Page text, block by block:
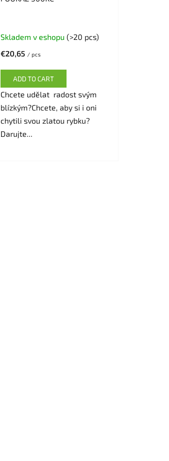
Skladem v eshopu (>20 pcs)
€20,65 / pcs
ADD TO CART
Chcete udělat radost svým
blízkým?Chcete, aby si i oni
chytili svou zlatou rybku?
Darujte...